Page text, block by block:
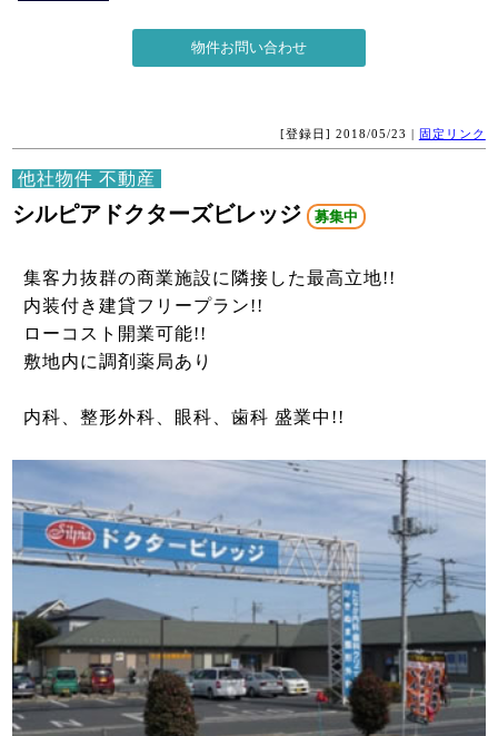
[登録日] 2018/05/23 | 固定リンク
他社物件 不動産
シルピアドクターズビレッジ 募集中
集客力抜群の商業施設に隣接した最高立地!!
内装付き建貸フリープラン!!
ローコスト開業可能!!
敷地内に調剤薬局あり
内科、整形外科、眼科、歯科 盛業中!!